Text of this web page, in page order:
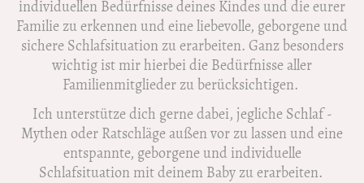
individuellen Bedürfnisse deines Kindes und die eurer
Familie zu erkennen und eine liebevolle, geborgene und
sichere Schlafsituation zu erarbeiten. Ganz besonders
wichtig ist mir hierbei die Bedürfnisse aller
Familienmitglieder zu berücksichtigen.
Ich unterstütze dich gerne dabei, jegliche Schlaf -
Mythen oder Ratschläge außen vor zu lassen und eine
entspannte, geborgene und individuelle
Schlafsituation mit deinem Baby zu erarbeiten.